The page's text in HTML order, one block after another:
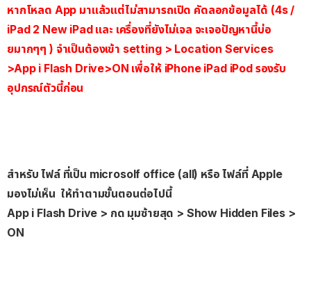
หากโหลด App มาแล้วแต่ไม่สามารถเปิด คัดลอกข้อมูลได้ (4s /
iPad 2 New iPad และ เครื่องที่ยังไม่เจล จะเจอปัญหานี้บ่อ
ยมากๆๆ ) จำเป็นต้องเข้า setting > Location Services
>App i Flash Drive>ON เพื่อให้ iPhone iPad iPod รองรับ
อุปกรณ์ตัวนี้ก่อน
สำหรับ ไฟล์ ที่เป็น microsolf office (all) หรือ ไฟล์ที่ Apple
มองไม่เห็น ให้ทำตามขั้นตอนต่อไปนี้
App i Flash Drive > กด มุมซ้ายสุด > Show Hidden Files >
ON